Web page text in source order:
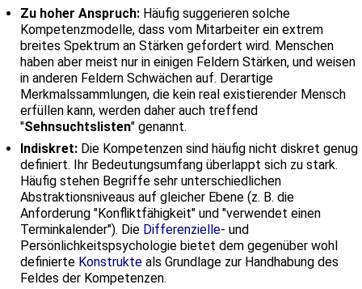
Zu hoher Anspruch: Häufig suggerieren solche
Kompetenzmodelle, dass vom Mitarbeiter ein extrem
breites Spektrum an Stärken gefordert wird. Menschen
haben aber meist nur in einigen Feldern Stärken, und weisen
in anderen Feldern Schwächen auf. Derartige
Merkmalssammlungen, die kein real existierender Mensch
erfüllen kann, werden daher auch treffend
"Sehnsuchtslisten" genannt.
Indiskret: Die Kompetenzen sind häufig nicht diskret genug
definiert. Ihr Bedeutungsumfang überlappt sich zu stark.
Häufig stehen Begriffe sehr unterschiedlichen
Abstraktionsniveaus auf gleicher Ebene (z. B. die
Anforderung "Konfliktfähigkeit" und "verwendet einen
Terminkalender"). Die Differenzielle- und
Persönlichkeitspsychologie bietet dem gegenüber wohl
definierte Konstrukte als Grundlage zur Handhabung des
Feldes der Kompetenzen.